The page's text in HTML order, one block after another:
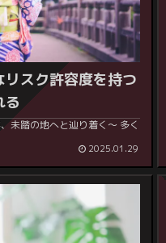
リスク許容度を持つ
る
踏の地へと辿り着く～ 多く
2025.01.29